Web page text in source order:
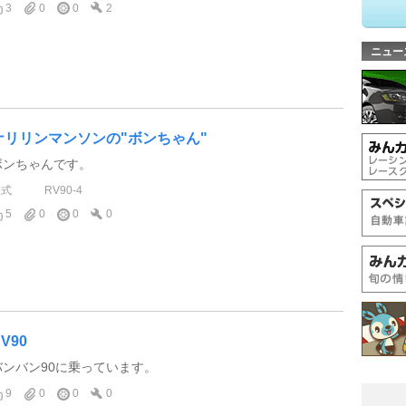
3 0 0 2
リリンマンソンの"ボンちゃん"
ちゃんです。
RV90-4
5
0 0 0
バン90に乗っています。
9 0 0 0
ニュー